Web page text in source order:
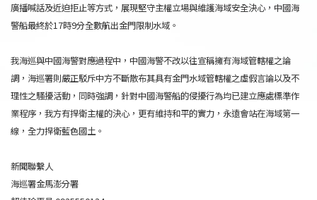
廣播喊話及近迫拒止等方式，展現堅守主權立場與維護海域安全決心，中國海
警船最終於17時9分全數航出金門限制水域。
我海巡與中國海警對應過程中，中國海警不改以往宣稱擁有海域管轄權之論
調，海巡署則嚴正駁斥中方不斷散布其具有金門水域管轄權之虛假言論以及不
理性之騷擾活動，同時強調，針對中國海警船的侵擾行為均已建立應處標準作
業程序，我方有捍衛主權的決心，更有維持和平的實力，永遠會站在海域第一
線，全力捍衛藍色國土。
新聞聯繫人
海巡署金馬澎分署